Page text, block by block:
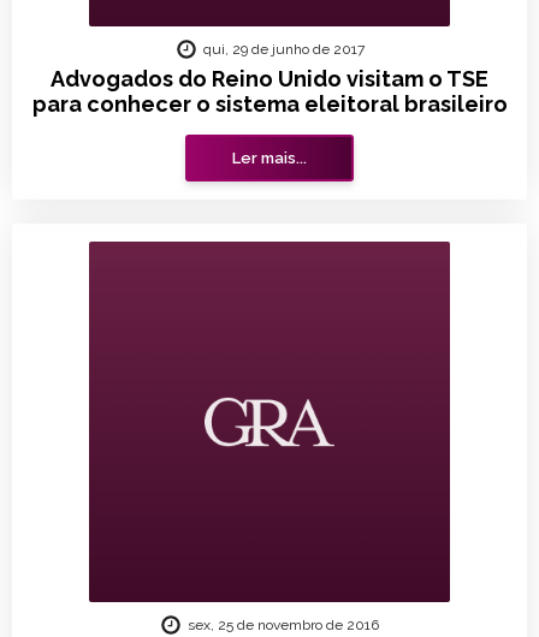
Advogados do Reino Unido visitam o TSE
para conhecer o sistema eleitoral brasileiro
qui, 29 de junho de 2017
Ler mais...
sex, 25 de novembro de 2016